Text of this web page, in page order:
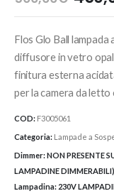
era:
Flos Glo Ball lampada
diffusore in vetro
finitura esterna
per la camera da letto
COD: F3005061
Categoria: Lampade a
Dimmer:NON PRESENTE
LAMPADINE DIMMERABILI)
Lampadina: 230V